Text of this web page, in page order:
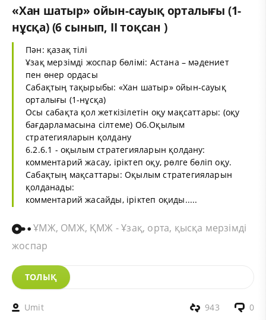
«Хан шатыр» ойын-сауық орталығы (1-
нұсқа) (6 сынып, II тоқсан )
Пән: қазақ тілі
Ұзақ мерзімді жоспар бөлімі: Астана – мәдениет
пен өнер ордасы
Сабақтың тақырыбы: «Хан шатыр» ойын-сауық
орталығы (1-нұсқа)
Осы сабақта қол жеткізілетін оқу мақсаттары: (оқу
бағдарламасына сілтеме) О6.Оқылым
стратегияларын қолдану
6.2.6.1 - оқылым стратегияларын қолдану:
комментарий жасау, іріктеп оқу, рөлге бөліп оқу.
Сабақтың мақсаттары: Оқылым стратегияларын
қолданады:
комментарий жасайды, іріктеп оқиды.....
ҰМЖ, ОМЖ, ҚМЖ - Ұзақ, орта, қысқа мерзімді
жоспар
ТОЛЫҚ
Umit 0
943